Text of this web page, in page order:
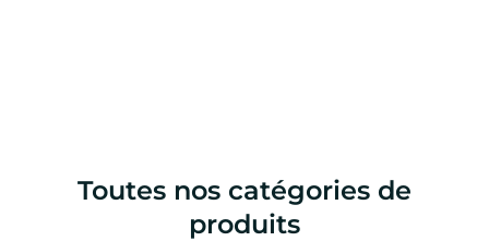
Toutes nos catégories de
produits